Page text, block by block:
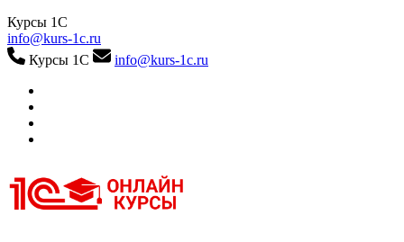
Курсы 1С
info@kurs-1c.ru
Курсы 1С
info@kurs-1c.ru